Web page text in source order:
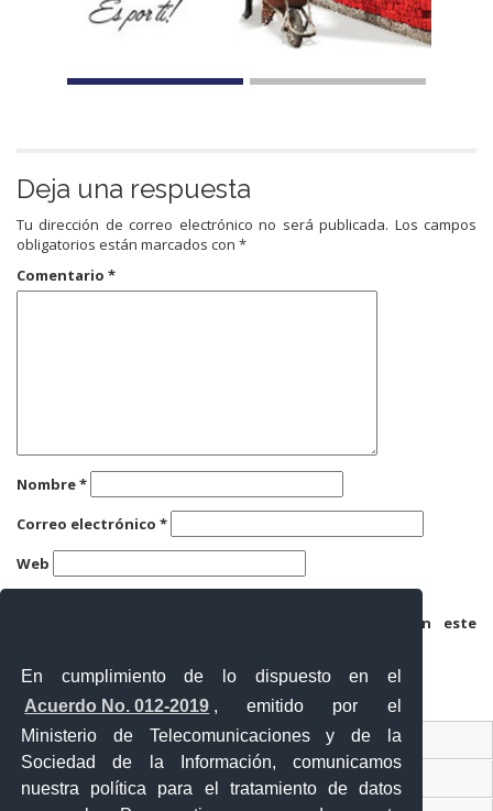
En cumplimiento de lo dispuesto en el
Acuerdo No. 012-2019 , emitido por el
Ministerio de Telecomunicaciones y de la
Sociedad de la Información, comunicamos
nuestra política para el tratamiento de datos
Deja una respuesta
Tu dirección de correo electrónico no será publicada. Los campos
obligatorios están marcados con *
Comentario *
Nombre*
Correo electrónico *
Web
Guarda mi nombre, correo electrónico y web en este
Ventanilla Única Virtual
Ventanilla Única de Comercio Exterior